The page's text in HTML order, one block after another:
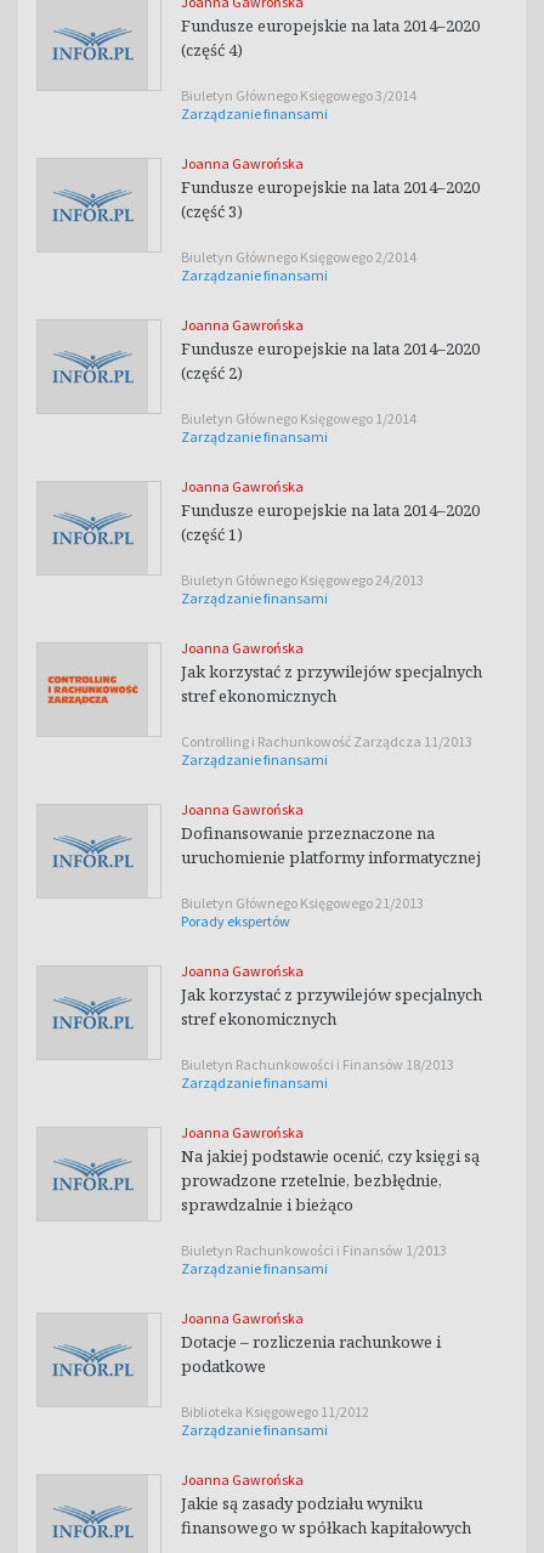
Fundusze europejskie na lata 2014–2020
(część 4)
Biuletyn Głównego Księgowego 3/2014
Zarządzanie finansami
Joanna Gawrońska
Fundusze europejskie na lata 2014–2020
(część 3)
Biuletyn Głównego Księgowego 2/2014
Zarządzanie finansami
Joanna Gawrońska
Fundusze europejskie na lata 2014–2020
(część 2)
Biuletyn Głównego Księgowego 1/2014
Zarządzanie finansami
Joanna Gawrońska
Fundusze europejskie na lata 2014–2020
(część 1)
Biuletyn Głównego Księgowego 24/2013
Zarządzanie finansami
Joanna Gawrońska
Jak korzystać z przywilejów specjalnych
stref ekonomicznych
Controlling i Rachunkowość Zarządcza 11/2013
Zarządzanie finansami
Joanna Gawrońska
Dofinansowanie przeznaczone na
uruchomienie platformy informatycznej
Biuletyn Głównego Księgowego 21/2013
Porady ekspertów
Joanna Gawrońska
Jak korzystać z przywilejów specjalnych
stref ekonomicznych
Biuletyn Rachunkowości i Finansów 18/2013
Zarządzanie finansami
Joanna Gawrońska
Na jakiej podstawie ocenić, czy księgi są
prowadzone rzetelnie, bezbłędnie,
sprawdzalnie i bieżąco
Biuletyn Rachunkowości i Finansów 1/2013
Zarządzanie finansami
Joanna Gawrońska
Dotacje – rozliczenia rachunkowe i
podatkowe
Biblioteka Księgowego 11/2012
Zarządzanie finansami
Joanna Gawrońska
Jakie są zasady podziału wyniku
finansowego w spółkach kapitałowych